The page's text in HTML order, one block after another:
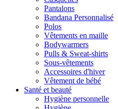
Pantalons
Bandana Personnalisé
Polos
Vêtements en maille
Bodywarmers
Pulls & Sweat-shirts
Sous-vêtements
Accessoires d'hiver
Vêtement de bébé
Santé et beauté
Hygiène personnelle